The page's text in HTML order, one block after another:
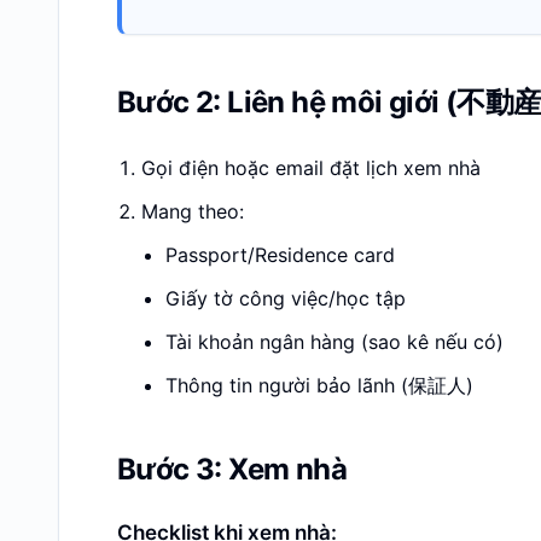
Bước 2: Liên hệ môi giới (不動
Gọi điện hoặc email đặt lịch xem nhà
Mang theo:
Passport/Residence card
Giấy tờ công việc/học tập
Tài khoản ngân hàng (sao kê nếu có)
Thông tin người bảo lãnh (保証人)
Bước 3: Xem nhà
Checklist khi xem nhà: